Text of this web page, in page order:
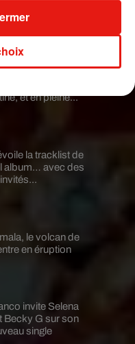
est terminée
et en pleine...
la tracklist de
album… avec des
invités...
le volcan de
en éruption
invite Selena
Becky G sur son
single